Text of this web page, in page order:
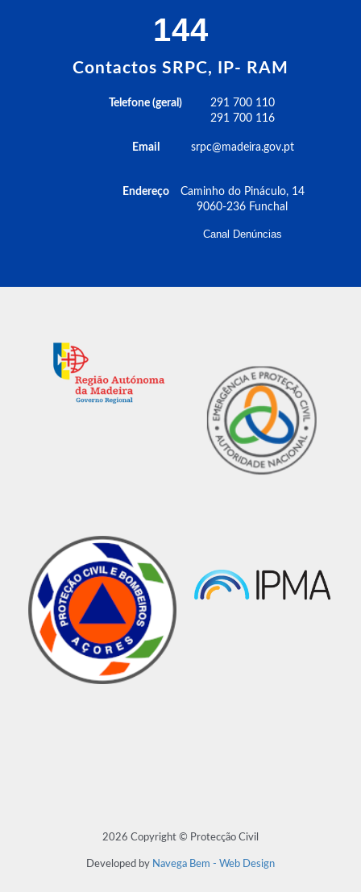
144
Contactos SRPC, IP- RAM
Telefone (geral)
Email
Endereço
291 700 110
291 700 116
srpc@madeira.gov.pt
Caminho do Pináculo, 14
9060-236 Funchal
Canal Denúncias
2026 Copyright © Protecção Civil
Developed by Navega Bem - Web Design